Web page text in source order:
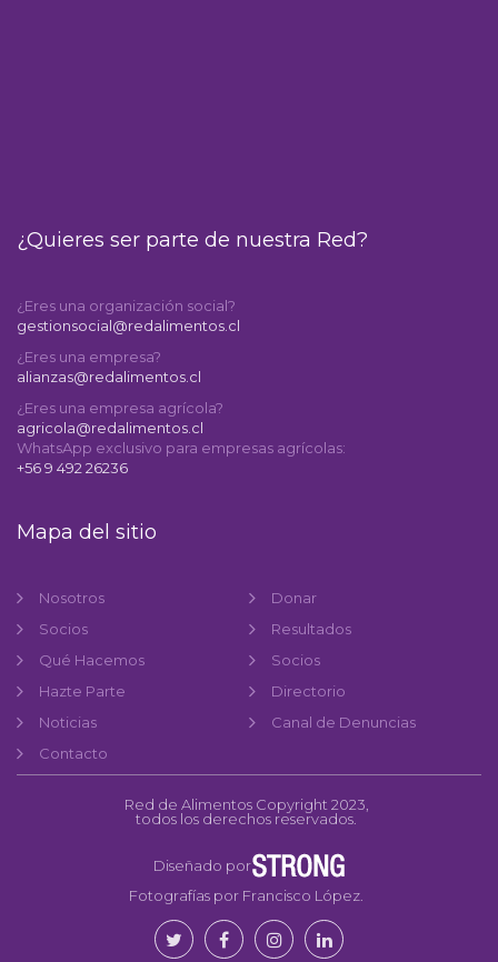
¿Quieres ser parte de nuestra Red?
¿Eres una organización social?
gestionsocial@redalimentos.cl
¿Eres una empresa?
alianzas@redalimentos.cl
¿Eres una empresa agrícola?
agricola@redalimentos.cl
WhatsApp exclusivo para empresas agrícolas:
+56 9 492 26236
Mapa del sitio
Nosotros
Socios
Qué Hacemos
Hazte Parte
Noticias
Contacto
Donar
Resultados
Socios
Directorio
Canal de Denuncias
Red de Alimentos Copyright 2023,
todos los derechos reservados.
Diseñado por
Fotografías por Francisco López.